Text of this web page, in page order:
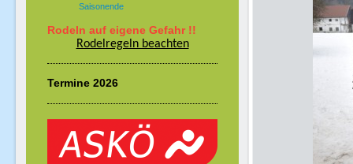
Saisonende
Rodeln auf eigene Gefahr !!
Rodelregeln beachten
Termine 2026